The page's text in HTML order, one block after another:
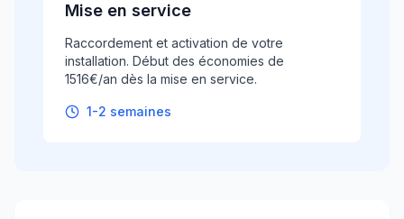
Mise en service
Raccordement et activation de votre
installation. Début des économies de
1516€/an dès la mise en service.
1-2 semaines